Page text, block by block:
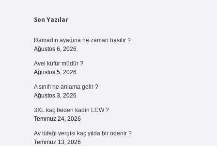
Sidebar
Son Yazılar
Damadın ayağına ne zaman basılır ?
Ağustos 6, 2026
Avel küfür müdür ?
Ağustos 5, 2026
A sınıfı ne anlama gelir ?
Ağustos 3, 2026
3XL kaç beden kadın LCW ?
Temmuz 24, 2026
Av tüfeği vergisi kaç yılda bir ödenir ?
Temmuz 13, 2026